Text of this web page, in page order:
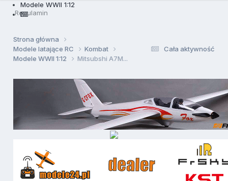
Regulamin
Modele WWII 1:12
Cała aktywność
Strona główna
Modele latające RC
Kombat
Modele WWII 1:12
Mitsubshi A7M...